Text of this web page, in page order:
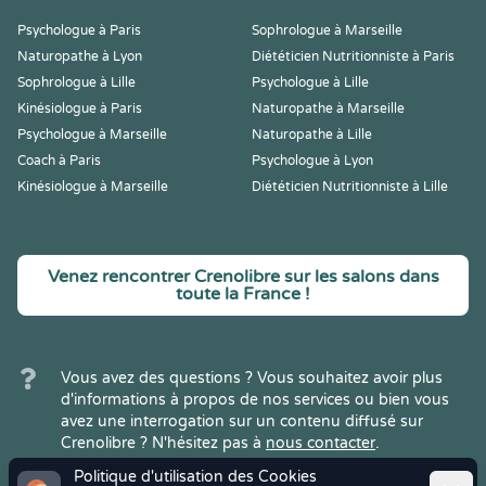
Politique d'utilisation des Cookies
Psychologue à Paris
Sophrologue à Marseille
Naturopathe à Lyon
Diététicien Nutritionniste à Paris
Sophrologue à Lille
Psychologue à Lille
Kinésiologue à Paris
Naturopathe à Marseille
Psychologue à Marseille
Naturopathe à Lille
Coach à Paris
Psychologue à Lyon
Kinésiologue à Marseille
Diététicien Nutritionniste à Lille
Venez rencontrer Crenolibre sur les salons dans
toute la France !
Vous avez des questions ? Vous souhaitez avoir plus
d'informations à propos de nos services ou bien vous
avez une interrogation sur un contenu diffusé sur
Crenolibre ? N'hésitez pas à nous contacter.